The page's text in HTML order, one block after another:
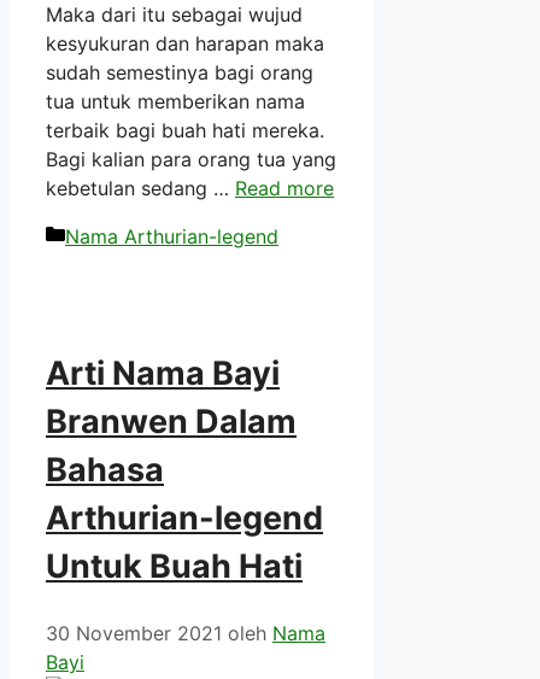
Maka dari itu sebagai wujud
kesyukuran dan harapan maka
sudah semestinya bagi orang
tua untuk memberikan nama
terbaik bagi buah hati mereka.
Bagi kalian para orang tua yang
kebetulan sedang … Read more
Kategori
Nama Arthurian-legend
Arti Nama Bayi
Branwen Dalam
Bahasa
Arthurian-legend
Untuk Buah Hati
30 November 2021 oleh Nama
Bayi